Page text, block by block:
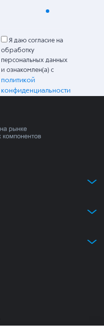
Я даю согласие на
обработку
персональных данных
и ознакомлен(а) с
политикой
конфиденциальности